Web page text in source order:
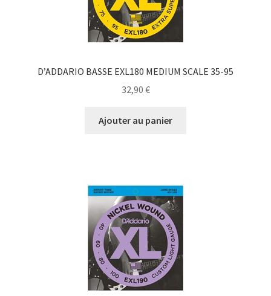
D’ADDARIO BASSE EXL180 MEDIUM SCALE 35-95
32,90 €
Ajouter au panier